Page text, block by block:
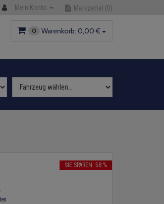
Mein Konto Merkzettel (0)
0 Warenkorb: 0,00 €
SIE SPAREN: 58 %